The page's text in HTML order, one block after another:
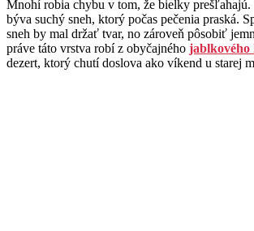
Mnohí robia chybu v tom, že bielky
býva suchý sneh, ktorý počas pečenia praská.
sneh by mal držať tvar, no zároveň pôsobiť
práve táto vrstva robí z obyčajného jablkového
dezert, ktorý chutí doslova ako víkend u starej